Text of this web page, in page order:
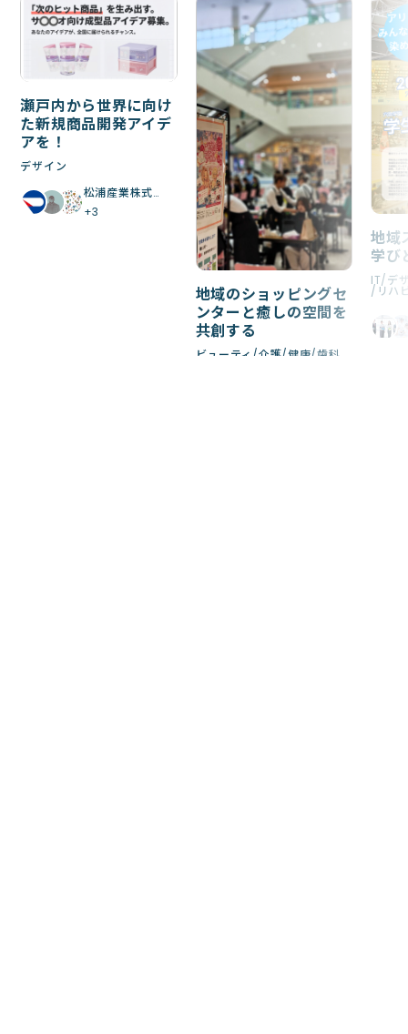
瀬戸内から世界に向け
た新規商品開発アイデ
アを！
デザイン
松浦産業株式…
+3
地域のショッピングセ
ンターと癒しの空間を
共創する
ビューティ 介護 健康 歯科
地域
学び
IT デ
リハ